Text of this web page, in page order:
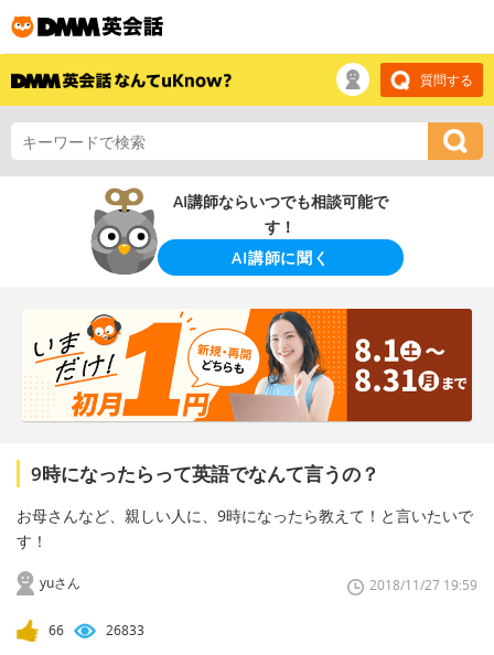
質問する
AI講師ならいつでも相談可能で
す！
AI講師に聞く
9時になったらって英語でなんて言うの？
お母さんなど、親しい人に、9時になったら教えて！と言いたいで
す！
yuさん 2018/11/27 19:59
66 26833